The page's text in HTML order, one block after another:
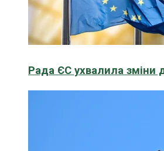
Рада ЄС ухвалила зміни